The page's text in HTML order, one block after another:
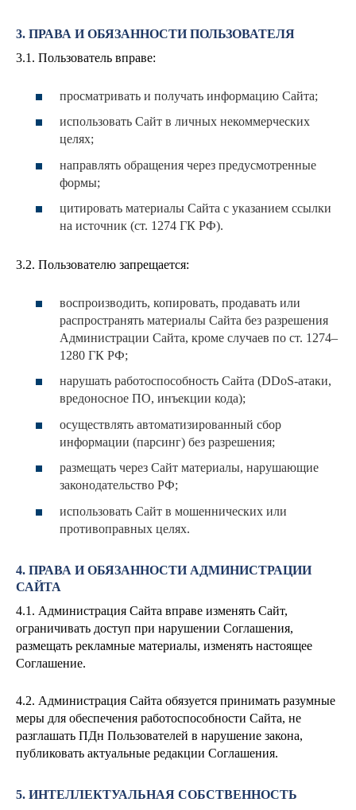
3. ПРАВА И ОБЯЗАННОСТИ ПОЛЬЗОВАТЕЛЯ
3.1. Пользователь вправе:
просматривать и получать информацию Сайта;
использовать Сайт в личных некоммерческих
целях;
направлять обращения через предусмотренные
формы;
цитировать материалы Сайта с указанием ссылки
на источник (ст. 1274 ГК РФ).
3.2. Пользователю запрещается:
воспроизводить, копировать, продавать или
распространять материалы Сайта без разрешения
Администрации Сайта, кроме случаев по ст. 1274–
1280 ГК РФ;
нарушать работоспособность Сайта (DDoS-атаки,
вредоносное ПО, инъекции кода);
осуществлять автоматизированный сбор
информации (парсинг) без разрешения;
размещать через Сайт материалы, нарушающие
законодательство РФ;
использовать Сайт в мошеннических или
противоправных целях.
4. ПРАВА И ОБЯЗАННОСТИ АДМИНИСТРАЦИИ
САЙТА
4.1. Администрация Сайта вправе изменять Сайт,
ограничивать доступ при нарушении Соглашения,
размещать рекламные материалы, изменять настоящее
Соглашение.
4.2. Администрация Сайта обязуется принимать разумные
меры для обеспечения работоспособности Сайта, не
разглашать ПДн Пользователей в нарушение закона,
публиковать актуальные редакции Соглашения.
5. ИНТЕЛЛЕКТУАЛЬНАЯ СОБСТВЕННОСТЬ